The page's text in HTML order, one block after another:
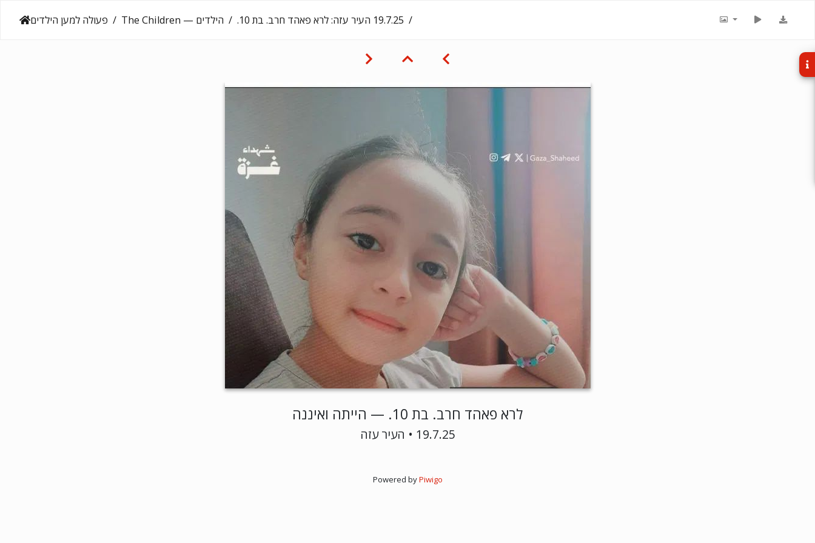
פעולה למען הילדים הילדים — The Children ‎19.7.25‏ העיר עזה: לרא פאהד חרב. בת 10.
לרא פאהד חרב. בת 10. — הייתה ואיננה
19.7.25 • העיר עזה
Powered byPiwigo